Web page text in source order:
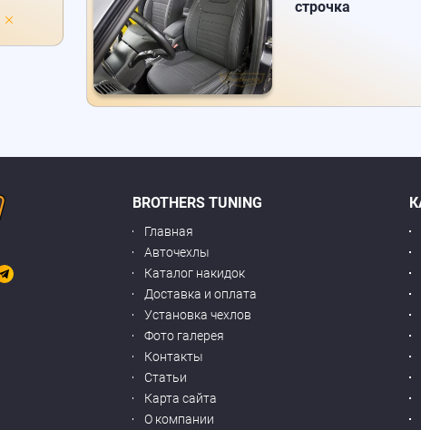
строчка
BROTHERS TUNING
Главная
Авточехлы
Каталог накидок
Доставка и оплата
Установка чехлов
Фото галерея
Контакты
Статьи
Карта сайта
О компании